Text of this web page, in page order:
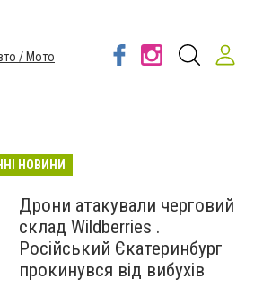
/ Мото
НОВИНИ
Дрони атакували черговий
склад Wildberries .
Російський Єкатеринбург
прокинувся від вибухів